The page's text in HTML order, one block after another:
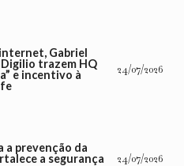
Gabriel
trazem HQ
e incentivo à
24/07/2026
a prevenção da
a segurança
24/07/2026